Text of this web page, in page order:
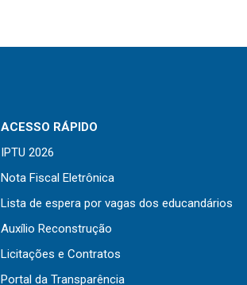
ACESSO RÁPIDO
IPTU 2026
Nota Fiscal Eletrônica
Lista de espera por vagas dos educandários
Auxílio Reconstrução
Licitações e Contratos
Portal da Transparência